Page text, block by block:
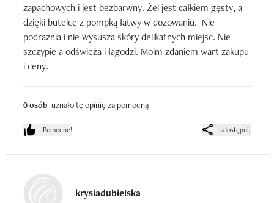
zapachowych i jest bezbarwny. Żel jest całkiem gęsty, a
dzięki butelce z pompką łatwy w dozowaniu.  Nie
podrażnia i nie wysusza skóry delikatnych miejsc. Nie
szczypie a odświeża i łagodzi. Moim zdaniem wart zakupu
i ceny.
0 osób uznało tę opinię za pomocną
Pomocne! Udostępnij
krysiadubielska